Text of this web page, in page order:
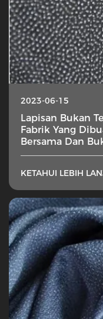
2023-06-15
Lapisan Bukan
Fabrik Yang
Bersama Dan
KETAHUI LEBIH